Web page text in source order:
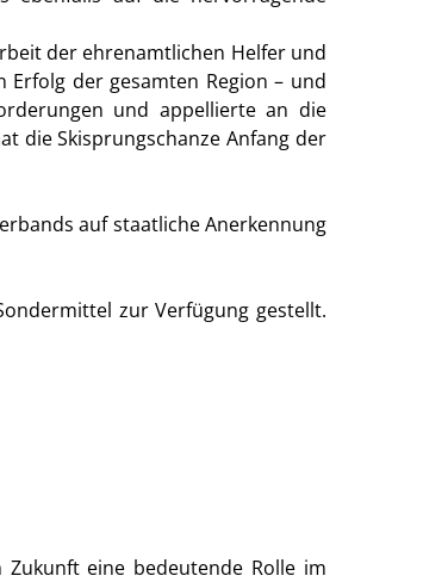
der ehrenamtlichen Helfer und
der gesamten Region – und
und appellierte an die
die Skisprungschanze Anfang der
auf staatliche Anerkennung
zur Verfügung gestellt.
eine bedeutende Rolle im